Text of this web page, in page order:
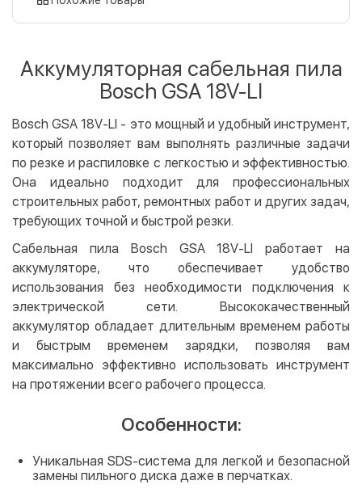
LiqPay
Google Pay
Безналичный расчет
Оплата на карту юр.лица
Оплата на счет юр.лица
Бесплатно
Кредит
Мгновенная рассрочка (Приватбанк)
Оплата частями (Приватбанк)
Покупка частями (Монобанк)
Аккумуляторная сабельная пила
Bosch GSA 18V-LI
Bosch GSA 18V-LI - это мощный и удобный инструмент,
который позволяет вам выполнять различные задачи
по резке и распиловке с легкостью и эффективностью.
Она идеально подходит для профессиональных
строительных работ, ремонтных работ и других задач,
требующих точной и быстрой резки.
Сабельная пила Bosch GSA 18V-LI работает на
аккумуляторе, что обеспечивает удобство
использования без необходимости подключения к
электрической сети. Высококачественный
аккумулятор обладает длительным временем работы
и быстрым временем зарядки, позволяя вам
максимально эффективно использовать инструмент
на протяжении всего рабочего процесса.
Особенности:
Уникальная SDS-система для легкой и безопасной
замены пильного диска даже в перчатках.